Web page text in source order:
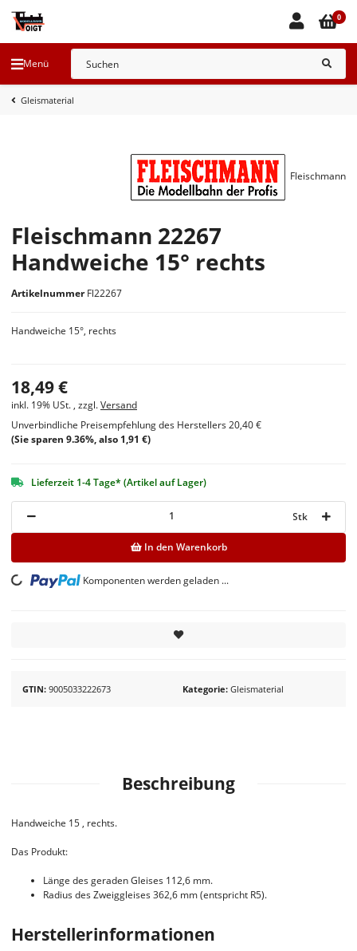
Menü
0
Gleismaterial
Fleischmann 22267
Handweiche 15° rechts
Artikelnummer Fl22267
GTIN 9005033222673 Kategorie Gleismaterial
Fleischmann
Handweiche 15°, rechts
18,49 €
inkl. 19% USt. , zzgl.Versand
Unverbindliche Preisempfehlung des Herstellers20,40 €
(Sie sparen 9.36%, also 1,91 €)
Stk
In den Warenkorb
Loading... Komponenten werden geladen ...
Lieferzeit 1-4 Tage* (Artikel auf Lager)
Beschreibung
Handweiche 15 , rechts.
Das Produkt:
Länge des geraden Gleises 112,6 mm.
Radius des Zweiggleises 362,6 mm (entspricht R5).
Herstellerinformationen